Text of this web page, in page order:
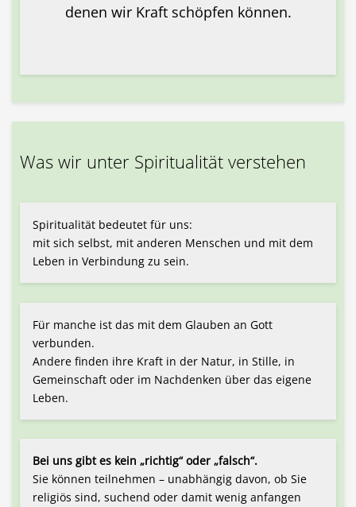
denen wir Kraft schöpfen können.
Was wir unter Spiritualität verstehen
Spiritualität bedeutet für uns:
mit sich selbst, mit anderen Menschen und mit dem
Leben in Verbindung zu sein.
Für manche ist das mit dem Glauben an Gott
verbunden.
Andere finden ihre Kraft in der Natur, in Stille, in
Gemeinschaft oder im Nachdenken über das eigene
Leben.
Bei uns gibt es kein „richtig“ oder „falsch“.
Sie können teilnehmen – unabhängig davon, ob Sie
religiös sind, suchend oder damit wenig anfangen